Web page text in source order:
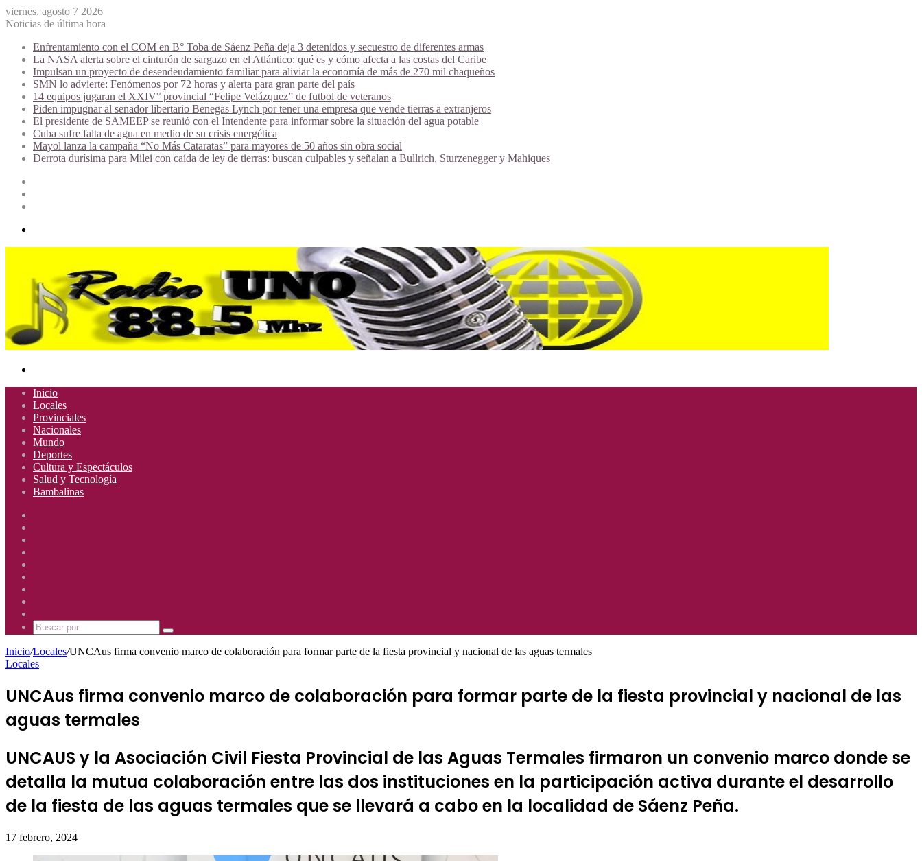
viernes, agosto 7 2026
Noticias de última hora
Enfrentamiento con el COM en B° Toba de Sáenz Peña deja 3 detenidos y secuestro de diferentes armas
La NASA alerta sobre el cinturón de sargazo en el Atlántico: qué es y cómo afecta a las costas del Caribe
Impulsan un proyecto de desendeudamiento familiar para aliviar la economía de más de 270 mil chaqueños
SMN lo advierte: Fenómenos por 72 horas y alerta para gran parte del país
14 equipos jugaran el XXIV° provincial “Felipe Velázquez” de futbol de veteranos
Piden impugnar al senador libertario Benegas Lynch por tener una empresa que vende tierras a extranjeros
El presidente de SAMEEP se reunió con el Intendente para informar sobre la situación del agua potable
Cuba sufre falta de agua en medio de su crisis energética
Mayol lanza la campaña “No Más Cataratas” para mayores de 50 años sin obra social
Derrota durísima para Milei con caída de ley de tierras: buscan culpables y señalan a Bullrich, Sturzenegger y Mahiques
Inicio
Locales
Provinciales
Nacionales
Mundo
Deportes
Cultura y Espectáculos
Salud y Tecnología
Bambalinas
Mhz
885
Mhz
Uno
885
Mhz
Buscar
por
Inicio/Locales/UNCAus firma convenio marco de colaboración para formar parte de la fiesta provincial y nacional de las aguas termales
Locales
UNCAus firma convenio marco de colaboración para formar parte de la fiesta provincial y nacional de las
aguas termales
UNCAUS y la Asociación Civil Fiesta Provincial de las Aguas Termales firmaron un convenio marco donde se
detalla la mutua colaboración entre las dos instituciones en la participación activa durante el desarrollo
de la fiesta de las aguas termales que se llevará a cabo en la localidad de Sáenz Peña.
17 febrero, 2024